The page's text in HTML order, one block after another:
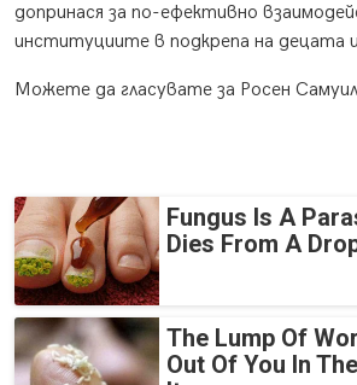
допринася за по-ефективно
институциите в подкрепа на децата
Можете да гласувате за Росен
Fungus Is A
Dies From A
The Lump Of
Out Of You In